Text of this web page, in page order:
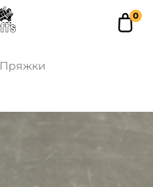
0
Пряжки